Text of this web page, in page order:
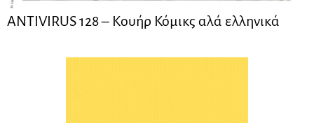
ANTIVIRUS 128 – Kουήρ Κόμικς αλά ελληνικά